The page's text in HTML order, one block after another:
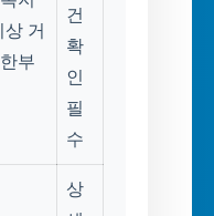
거
부
건
확
인
필
수
상